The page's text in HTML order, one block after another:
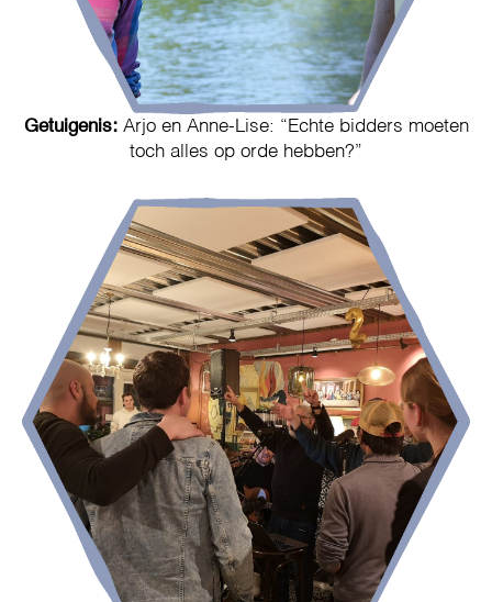
Getuigenis: Arjo en Anne-Lise: “Echte bidders moeten
toch alles op orde hebben?”